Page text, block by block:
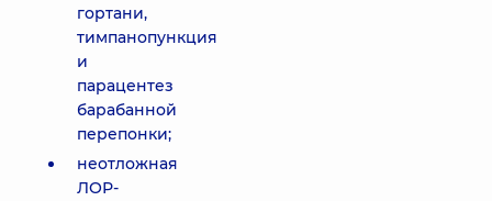
гортани,
тимпанопункция
и
парацентез
барабанной
перепонки;
неотложная
ЛОР-